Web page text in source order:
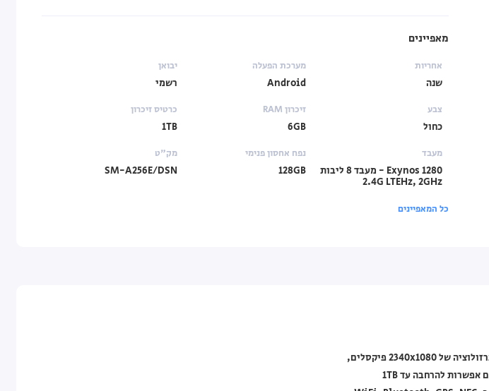
מאפיינים
אחריות
שנה
מערכת הפעלה
Android
יבואן
רשמי
צבע
כחול
זיכרון RAM
6GB
כרטיס זיכרון
1TB
מעבד
Exynos 1280 - מעבד 8 ליבות
2.4G LTEHz, 2GHz
נפח אחסון פנימי
128GB
מק"ט
SM-A256E/DSN
כל המאפיינים
טלפון סלולרי Samsung מסדרת Galaxy A25 דגם SM-A256E/DSN בצבע כחול, עם מסך בגודל 6.5" וברזולוציה של 2340x1080 פיקסלים,
מעבד Exynos 1280 בעל 8 ליבות (2.4GHz, 2GHz), זיכרון RAM בנפח 6GB ואחסון פנימי בנפח 128GB עם אפשרות להרחבה עד 1TB